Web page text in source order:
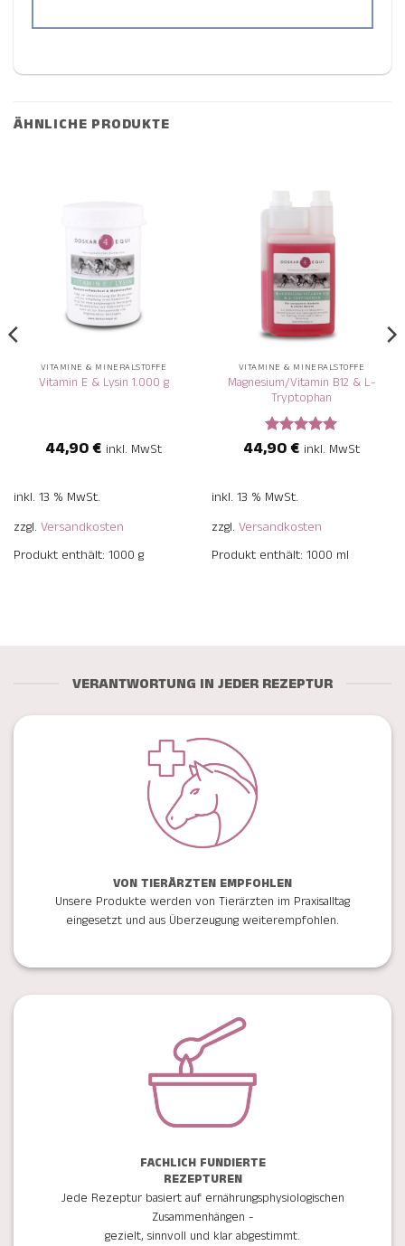
ÄHNLICHE PRODUKTE
VITAMINE & MINERALSTOFFE
Vitamin E & Lysin 1.000 g
44,90€ inkl. MwSt
inkl. 13 % MwSt.
zzgl. Versandkosten
Produkt enthält: 1000 g
VITAMINE & MINERALSTOFFE
Magnesium/Vitamin B12 & L-
Tryptophan
Bewertet
mit
44,90€ inkl. MwSt
inkl. 13 % MwSt.
zzgl. Versandkosten
Produkt enthält: 1000 ml
VERANTWORTUNG IN JEDER REZEPTUR
VON TIERÄRZTEN EMPFOHLEN
Unsere Produkte werden von Tierärzten im Praxisalltag
eingesetzt und aus Überzeugung weiterempfohlen.
FACHLICH FUNDIERTE
REZEPTUREN
Jede Rezeptur basiert auf ernährungsphysiologischen
Zusammenhängen -
gezielt, sinnvoll und klar abgestimmt.